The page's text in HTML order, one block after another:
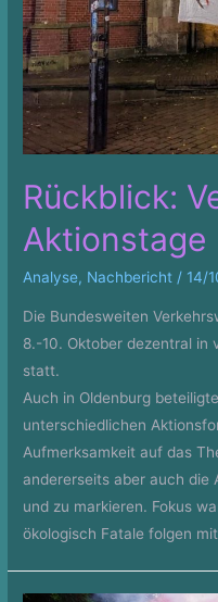
Rückblick:
Aktionstage
Analyse, Nachbericht / 14/
Die Bundesweiten
8.-10. Oktober dezentral in
statt.
Auch in Oldenburg
unterschiedlichen
Aufmerksamkeit auf das
andererseits aber auch die
und zu markieren. Fokus
ökologisch Fatale folgen